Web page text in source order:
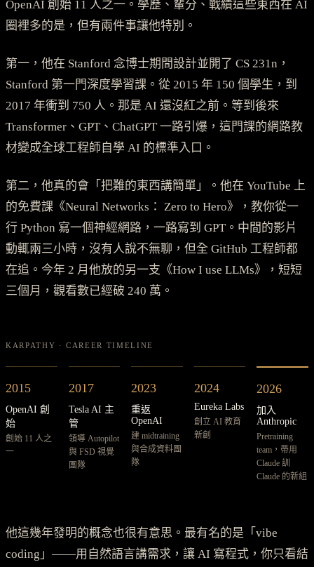
OpenAI 創始 11 人之一。學歷、輩分、戰績這些東西在 AI
圈裡多的是，但有兩件事讓他特別。
第一，他在 Stanford 念博士期間設計並開了 CS 231n，
Stanford 第一門深度學習課。從 2015 年 150 個學生，到
2017 年衝到 750 人。那是 AI 還沒紅之前。等到後來
Transformer、GPT、ChatGPT 一路引爆，這門課的網路教
材變成全球工程師自學 AI 的標準入口。
第二，他真的會「把難的東西講簡單」。他在 YouTube 上
的免費課《Neural Networks： Zero to Hero》，教你從一
行 Python 寫一個神經網路，一路寫到 GPT。中間的影片
動輒兩三小時，沒有人說不無聊，但全 GitHub 工程師都
在追。今年 2 月他放的另一支《How I use LLMs》，短短
三個月，觀看數已經破 240 萬。
KARPATHY · CAREER TIMELINE
2015
OpenAI 創
始
創始 11 人之
一
2017
Tesla AI 主
管
領導 Autopilot
與 FSD 視覺
團隊
2023
重返
OpenAI
建 midtraining
與合成資料團
隊
2024
Eureka Labs
創立 AI 教育
新創
2026
加入
Anthropic
Pretraining
team，帶用
Claude 訓
Claude 的新組
他這幾年發明的概念也很有意思。最有名的是「vibe
coding」——用自然語言講需求，讓 AI 寫程式，你只看結